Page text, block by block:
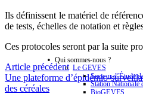
Ils définissent le matériel de
de tests, échelles de notation et
Ces protocoles seront parla suite
Article précédent
Une plateforme d’épidémio-
des céréales
Qui sommes-nous ?
Le GEVES
Secteur d’Étude
Station Nationale
BioGEVES